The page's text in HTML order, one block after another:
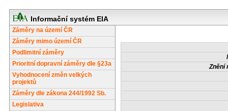
Informační systém EIA
Záměry na území ČR
Záměry mimo území ČR
Podlimitní záměry
Prioritní dopravní záměry dle §23a
Vyhodnocení změn velkých
projektů
Záměry dle zákona 244/1992 Sb.
Legislativa
Znění